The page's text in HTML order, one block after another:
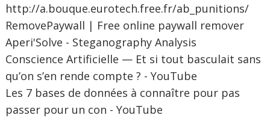
http://a.bouque.eurotech.free.fr/ab_punitions/
RemovePaywall | Free online paywall remover
Aperi'Solve - Steganography Analysis
Conscience Artificielle — Et si tout basculait sans
qu’on s’en rende compte ? - YouTube
Les 7 bases de données à connaître pour pas
passer pour un con - YouTube